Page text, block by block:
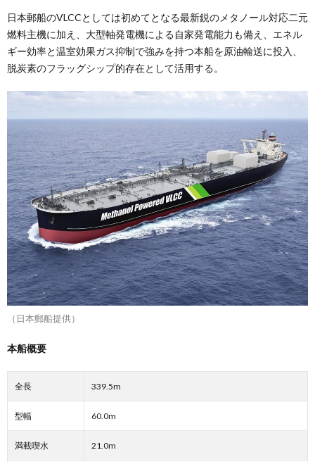
日本郵船のVLCCとしては初めてとなる最新鋭のメタノール対応二元
燃料主機に加え、大型軸発電機による自家発電能力も備え、エネル
ギー効率と温室効果ガス抑制で強みを持つ本船を原油輸送に投入、
脱炭素のフラッグシップ的存在として活用する。
（日本郵船提供）
本船概要
全長 339.5m
型幅 60.0m
満載喫水 21.0m